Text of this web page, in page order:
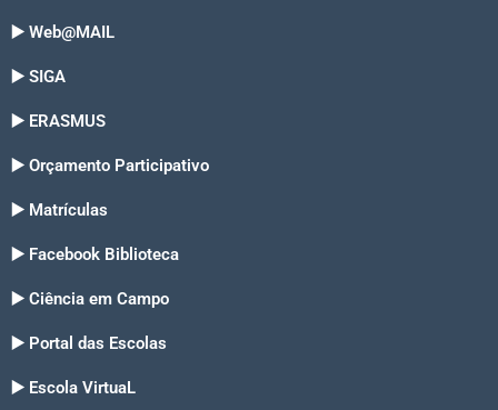
▶️ Web@MAIL
▶️ SIGA
▶️ ERASMUS
▶️ Orçamento Participativo
▶️ Matrículas
▶️ Facebook Biblioteca
▶️ Ciência em Campo
▶️ Portal das Escolas
▶️ Escola VirtuaL